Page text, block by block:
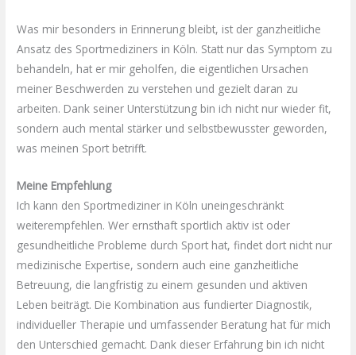
Was mir besonders in Erinnerung bleibt, ist der ganzheitliche
Ansatz des Sportmediziners in Köln. Statt nur das Symptom zu
behandeln, hat er mir geholfen, die eigentlichen Ursachen
meiner Beschwerden zu verstehen und gezielt daran zu
arbeiten. Dank seiner Unterstützung bin ich nicht nur wieder fit,
sondern auch mental stärker und selbstbewusster geworden,
was meinen Sport betrifft.
Meine Empfehlung
Ich kann den Sportmediziner in Köln uneingeschränkt
weiterempfehlen. Wer ernsthaft sportlich aktiv ist oder
gesundheitliche Probleme durch Sport hat, findet dort nicht nur
medizinische Expertise, sondern auch eine ganzheitliche
Betreuung, die langfristig zu einem gesunden und aktiven
Leben beiträgt. Die Kombination aus fundierter Diagnostik,
individueller Therapie und umfassender Beratung hat für mich
den Unterschied gemacht. Dank dieser Erfahrung bin ich nicht